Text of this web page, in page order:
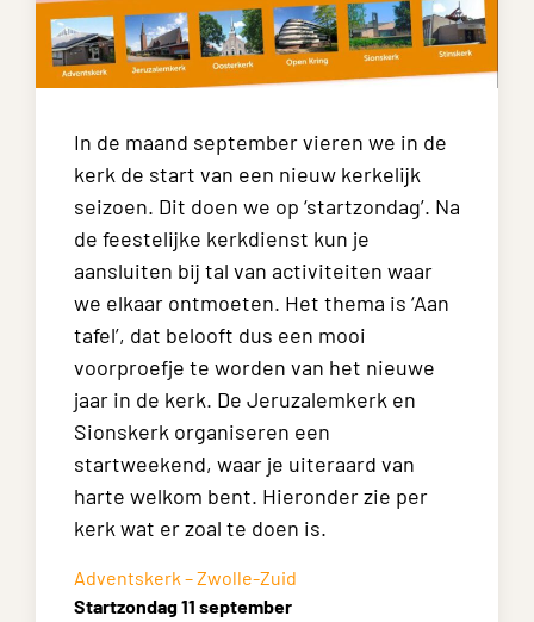
In de maand september vieren we in de
kerk de start van een nieuw kerkelijk
seizoen. Dit doen we op ‘startzondag’. Na
de feestelijke kerkdienst kun je
aansluiten bij tal van activiteiten waar
we elkaar ontmoeten. Het thema is ‘Aan
tafel’, dat belooft dus een mooi
voorproefje te worden van het nieuwe
jaar in de kerk. De Jeruzalemkerk en
Sionskerk organiseren een
startweekend, waar je uiteraard van
harte welkom bent. Hieronder zie per
kerk wat er zoal te doen is.
Adventskerk – Zwolle-Zuid
Startzondag 11 september